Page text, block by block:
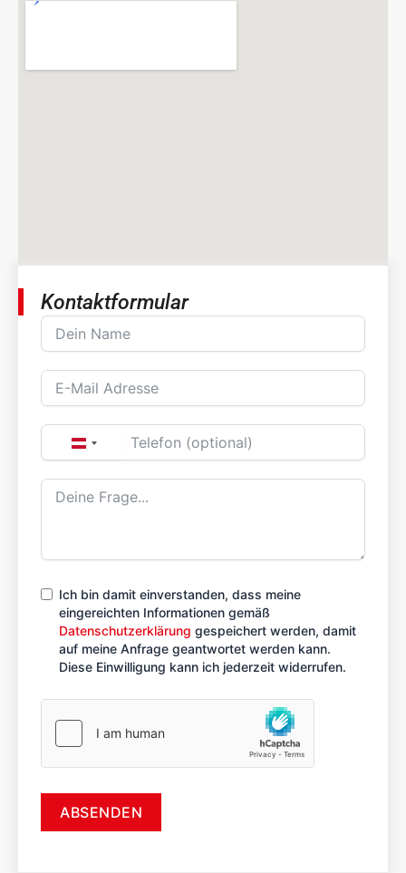
Kontaktformular
Name
Mail
Telefon
A
u
s
r
a
+
4
Nachricht
Ich bin damit einverstanden, dass meine
eingereichten Informationen gemäß
Datenschutzerklärung gespeichert werden, damit
auf meine Anfrage geantwortet werden kann.
Diese Einwilligung kann ich jederzeit widerrufen.
ABSENDEN